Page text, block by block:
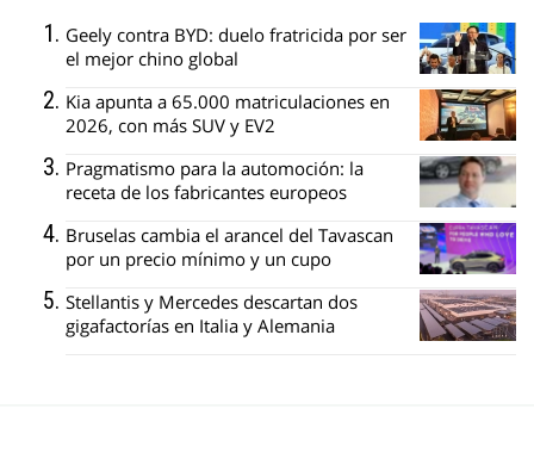
Geely contra BYD: duelo fratricida por ser
el mejor chino global
Kia apunta a 65.000 matriculaciones en
2026, con más SUV y EV2
Pragmatismo para la automoción: la
receta de los fabricantes europeos
Bruselas cambia el arancel del Tavascan
por un precio mínimo y un cupo
Stellantis y Mercedes descartan dos
gigafactorías en Italia y Alemania